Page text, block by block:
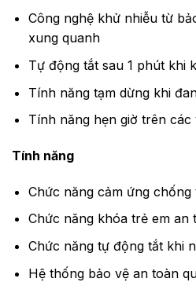
Công nghệ khử nhiễu từ
xung quanh
Tự động tắt sau 1 phút khi
Tính năng tạm dừng khi
Tính năng hẹn giờ trên các
Tính năng
Chức năng cảm ứng chống
Chức năng khóa trẻ em an
Chức năng tự động tắt khi
Hệ thống bảo vệ an toàn